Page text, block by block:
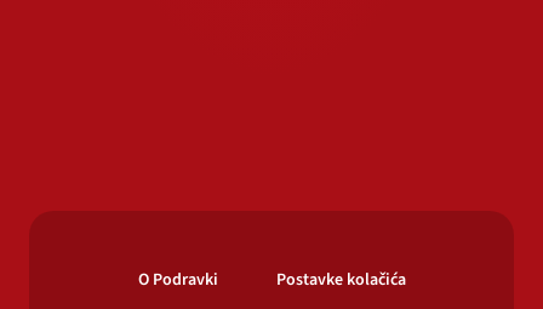
O Podravki
Postavke kolačića